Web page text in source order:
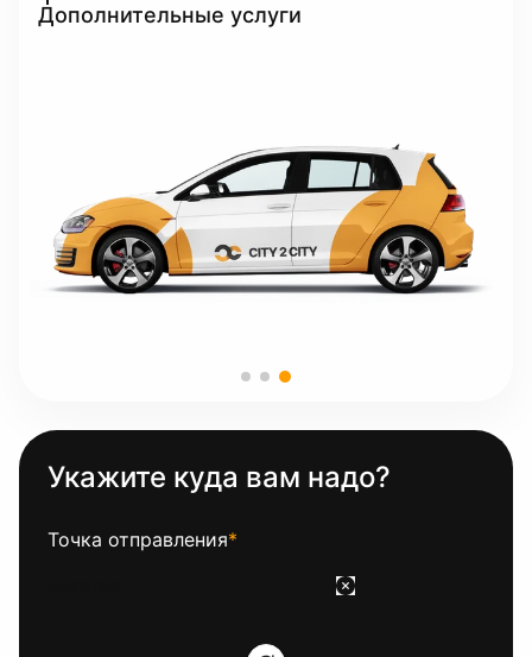
Дополнительные услуги
Укажите куда вам надо?
Точка отправления*